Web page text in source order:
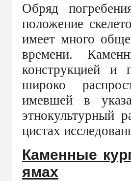
Обряд
положение
имеет много
времени.
конструкцией и
широко
имевшей в
этнокультурный
цистах
Каменные
ямах